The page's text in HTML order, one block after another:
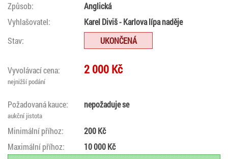
Způsob:
Anglická
Vyhlašovatel:
Karel Diviš - Karlova lípa naděje
Stav:
UKONČENÁ
Vyvolávací cena:
nejnižší podání
2 000 Kč
Požadovaná kauce:
aukční jistota
nepožaduje se
Minimální příhoz:
200 Kč
Maximální příhoz:
10 000 Kč